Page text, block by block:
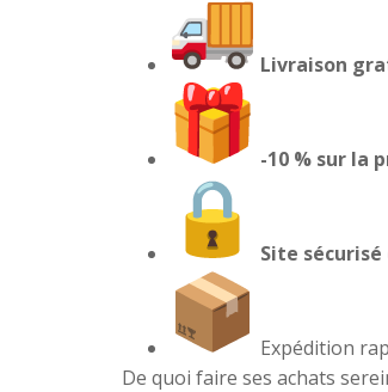
Livraison
-10 % sur la
Site
Expédition
De quoi faire ses achats